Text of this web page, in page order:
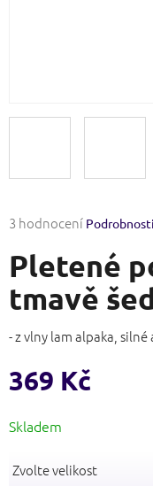
Průměrné
produktu
je
3,3
z
hvězdiček.
3 hodnocení
Pletené
tmavě
- z vlny lam alpaka,
369 Kč
cena: